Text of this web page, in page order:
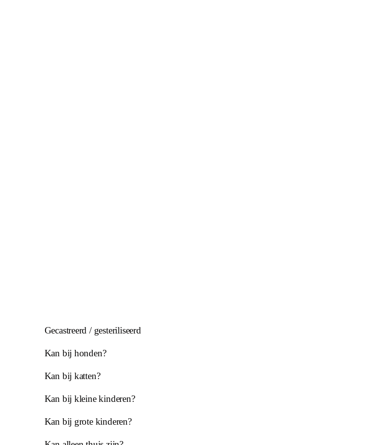
Gecastreerd / gesteriliseerd
Kan bij honden?
Kan bij katten?
Kan bij kleine kinderen?
Kan bij grote kinderen?